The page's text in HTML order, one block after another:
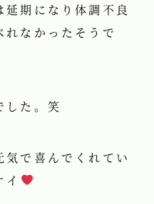
延期になり体調不良
れなかったそうで
した。笑
で喜んでくれてい